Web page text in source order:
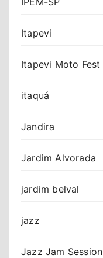
Itapevi
Itapevi Moto Fest
itaquá
Jandira
Jardim Alvorada
jardim belval
jazz
Jazz Jam Session